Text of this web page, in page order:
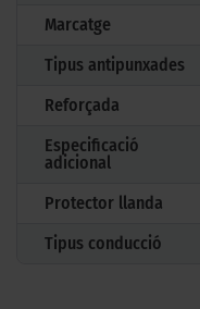
Marcatge
Tipus antipunxades
Reforçada
Especificació
adicional
Protector llanda
Tipus conducció